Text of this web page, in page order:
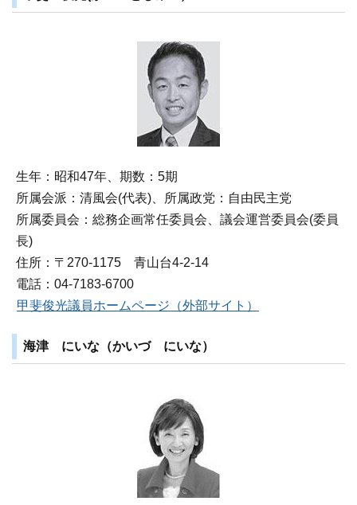
生年：昭和47年、期数：5期
所属会派：清風会(代表)、所属政党：自由民主党
所属委員会：総務企画常任委員会、議会運営委員会(委員
長)
住所：〒270‐1175 青山台4‐2‐14
電話：04-7183-6700
甲斐俊光議員ホームページ（外部サイト）
海津 にいな（かいづ にいな）